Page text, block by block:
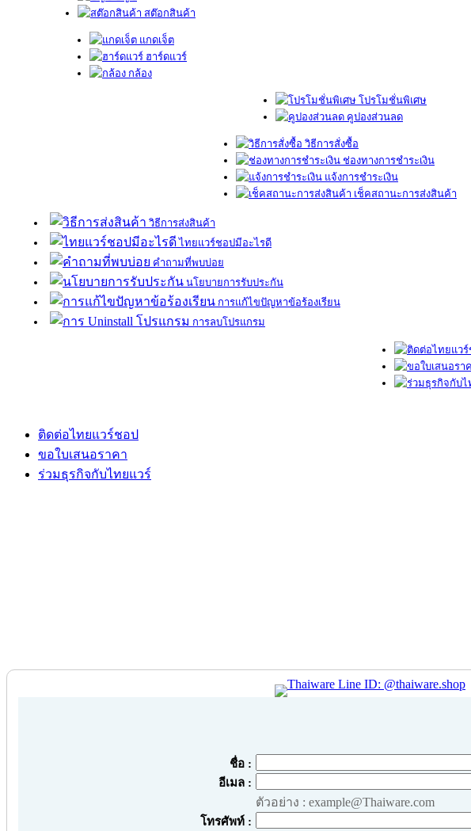
สต๊อกสินค้า
แกดเจ็ต
ฮาร์ดแวร์
กล้อง
โปรโมชั่นพิเศษ
คูปองส่วนลด
วิธีการสั่งซื้อ
ช่องทางการชำระเงิน
แจ้งการชำระเงิน
เช็คสถานะการส่งสินค้า
วิธีการส่งสินค้า
ไทยแวร์ชอปมีอะไรดี
คำถามที่พบบ่อย
นโยบายการรับประกัน
การแก้ไขปัญหาข้อร้องเรียน
การลบโปรแกรม
ติดต่อไทยแวร์ชอป
ขอใบเสนอราคา
ร่วมธุรกิจกับไทยแวร์
ชื่อ :
อีเมล :
ตัวอย่าง : example@Thaiware.com
โทรศัพท์ :